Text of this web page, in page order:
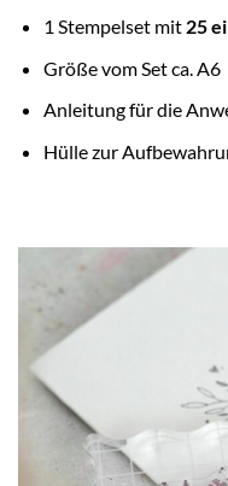
1 Stempelset mit25
Größe vom Set ca. A6
Anleitung für die
Hülle zur